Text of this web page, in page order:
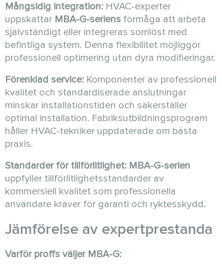
Mångsidig integration: HVAC-experter
uppskattar MBA-G-seriens förmåga att arbeta
självständigt eller integreras sömlöst med
befintliga system. Denna flexibilitet möjliggör
professionell optimering utan dyra modifieringar.
Förenklad service: Komponenter av professionell
kvalitet och standardiserade anslutningar
minskar installationstiden och säkerställer
optimal installation. Fabriksutbildningsprogram
håller HVAC-tekniker uppdaterade om bästa
praxis.
Standarder för tillförlitlighet: MBA-G-serien
uppfyller tillförlitlighetsstandarder av
kommersiell kvalitet som professionella
användare kräver för garanti och ryktesskydd.
Jämförelse av expertprestanda
Varför proffs väljer MBA-G: